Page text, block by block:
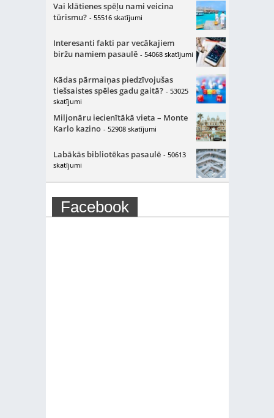
Vai klātienes spēļu nami veicina
tūrismu? - 55516 skatījumi
Interesanti fakti par vecākajiem
biržu namiem pasaulē - 54068 skatījumi
Kādas pārmaiņas piedzīvojušas
tiešsaistes spēles gadu gaitā? - 53025
skatījumi
Miljonāru iecienītākā vieta – Monte
Karlo kazino - 52908 skatījumi
Labākās bibliotēkas pasaulē - 50613
skatījumi
Facebook